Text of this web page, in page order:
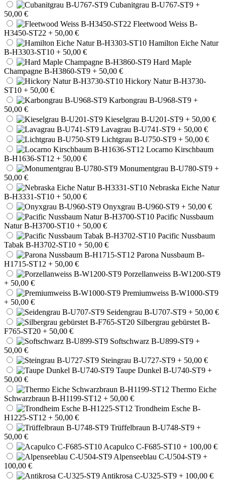
Cubanitgrau B-U767-ST9 +
50,00 €
Fleetwood Weiss B-
H3450-ST22 + 50,00 €
Hamilton Eiche Natur
B-H3303-ST10 + 50,00 €
Hard Maple
Champagne B-H3860-ST9 + 50,00 €
Hickory Natur B-H3730-
ST10 + 50,00 €
Karbongrau B-U968-ST9 +
50,00 €
Kieselgrau B-U201-ST9 + 50,00 €
Lavagrau B-U741-ST9 + 50,00 €
Lichtgrau B-U750-ST9 + 50,00 €
Locarno Kirschbaum
B-H1636-ST12 + 50,00 €
Monumentgrau B-U780-ST9 +
50,00 €
Nebraska Eiche Natur
B-H3331-ST10 + 50,00 €
Onyxgrau B-U960-ST9 + 50,00 €
Pacific Nussbaum
Natur B-H3700-ST10 + 50,00 €
Pacific Nussbaum
Tabak B-H3702-ST10 + 50,00 €
Parona Nussbaum B-
H1715-ST12 + 50,00 €
Porzellanweiss B-W1200-ST9
+ 50,00 €
Premiumweiss B-W1000-ST9
+ 50,00 €
Seidengrau B-U707-ST9 + 50,00 €
Silbergrau gebürstet B-
F765-ST20 + 50,00 €
Softschwarz B-U899-ST9 +
50,00 €
Steingrau B-U727-ST9 + 50,00 €
Taupe Dunkel B-U740-ST9 +
50,00 €
Thermo Eiche
Schwarzbraun B-H1199-ST12 + 50,00 €
Trondheim Esche B-
H1225-ST12 + 50,00 €
Trüffelbraun B-U748-ST9 +
50,00 €
Acapulco C-F685-ST10 + 100,00 €
Alpenseeblau C-U504-ST9 +
100,00 €
Antikrosa C-U325-ST9 + 100,00 €